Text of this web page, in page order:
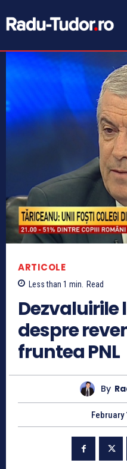
ARTICOLE
Less than 1 min. Read
Dezvaluirile
despre
fruntea PNL
By
February